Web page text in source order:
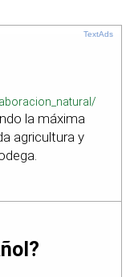
TextAds
la máxima
agricultura y